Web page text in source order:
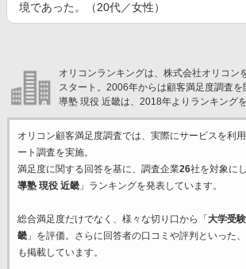
境であった。（20代／女性）
オリコンランキングは、株式会社オリコン
スタート。2006年からは顧客満足度調査
導塾 現役 近畿は、2018年よりランキング
オリコン顧客満足度調査では、実際にサービスを利
ート調査を実施。
満足度に関する回答を基に、調査企業26社を対象に
導塾 現役 近畿」ランキングを発表しています。
総合満足度だけでなく、様々な切り口から「 大学受
畿」を評価。さらに回答者の口コミや評判といった
も掲載しています。